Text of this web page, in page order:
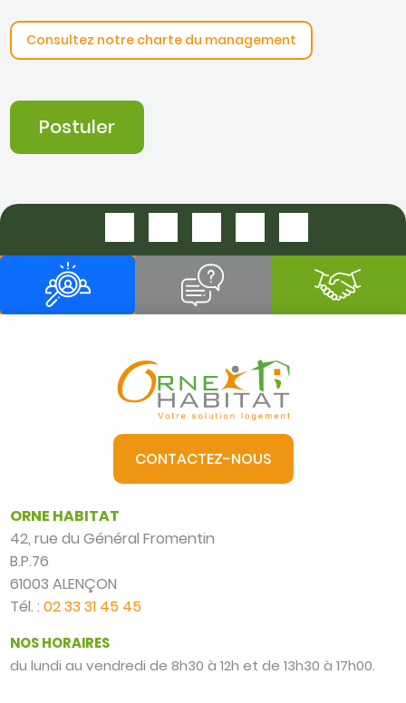
Consultez notre charte du management
Postuler
CONTACTEZ-NOUS
ORNE HABITAT
42, rue du Général Fromentin
B.P.76
61003 ALENÇON
Tél. :02 33 31 45 45
NOS HORAIRES
du lundi au vendredi de 8h30 à 12h et de 13h30 à 17h00.